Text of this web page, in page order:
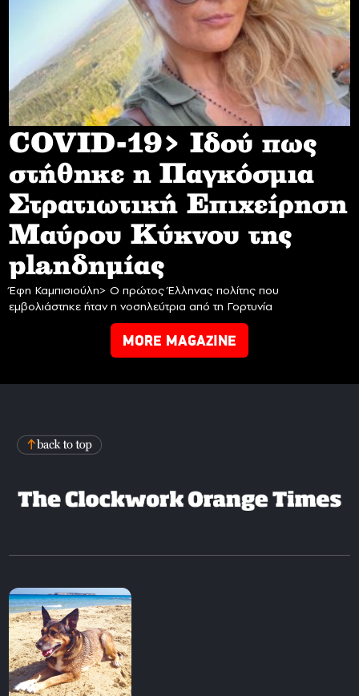
COVID-19> Iδού πως
στήθηκε η Παγκόσμια
Στρατιωτική Επιχείρηση
Mαύρου Κύκνου της
planδημίας
Έφη Καμπισιούλη> Ο πρώτος Έλληνας πολίτης που
εμβολιάστηκε ήταν η νοσηλεύτρια από τη Γορτυνία
MORE MAGAZINE